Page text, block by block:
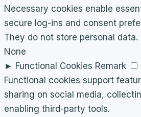
Necessary cookies enable
secure log-ins and consent
They do not store personal data.
None
► Functional Cookies Remark
Functional cookies support
sharing on social media,
enabling third-party tools.